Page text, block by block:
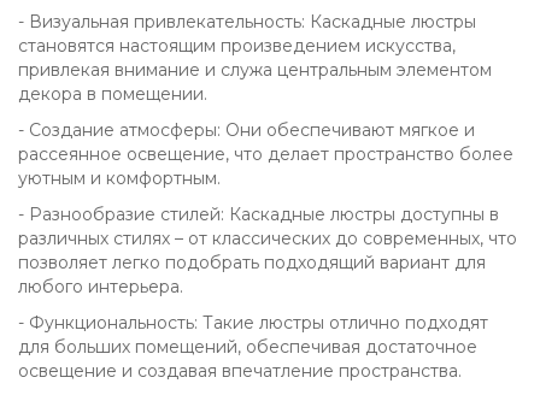
- Визуальная привлекательность: Каскадные люстры
становятся настоящим произведением искусства,
привлекая внимание и служа центральным элементом
декора в помещении.
- Создание атмосферы: Они обеспечивают мягкое и
рассеянное освещение, что делает пространство более
уютным и комфортным.
- Разнообразие стилей: Каскадные люстры доступны в
различных стилях – от классических до современных, что
позволяет легко подобрать подходящий вариант для
любого интерьера.
- Функциональность: Такие люстры отлично подходят
для больших помещений, обеспечивая достаточное
освещение и создавая впечатление пространства.